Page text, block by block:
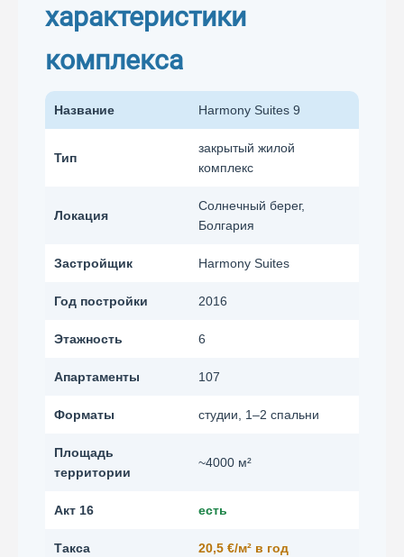
характеристики
комплекса
Название Harmony Suites 9
Тип
закрытый жилой
комплекс
Локация
Солнечный берег,
Болгария
Застройщик Harmony Suites
Год постройки 2016
Этажность 6
Апартаменты 107
Форматы студии, 1–2 спальни
Площадь
территории
~4000 м²
Акт 16 есть
Такса 20,5 €/м² в год